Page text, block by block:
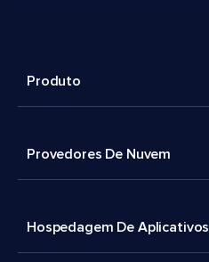
Produto
Provedores De Nuvem
Hospedagem De Aplicativos